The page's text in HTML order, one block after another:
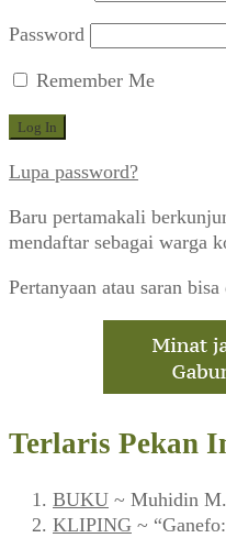
Password
Remember Me
Lupa password?
Baru pertamakali
mendaftar sebagai warga
Pertanyaan atau saran
Terlaris Pekan
BUKU ~ Muhidin
KLIPING ~